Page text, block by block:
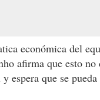
económica del
afirma que esto no
espera que se